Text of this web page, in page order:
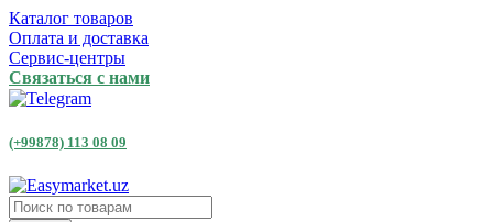
Каталог товаров
Оплата и доставка
Сервис-центры
Связаться с нами
(+99878) 113 08 09